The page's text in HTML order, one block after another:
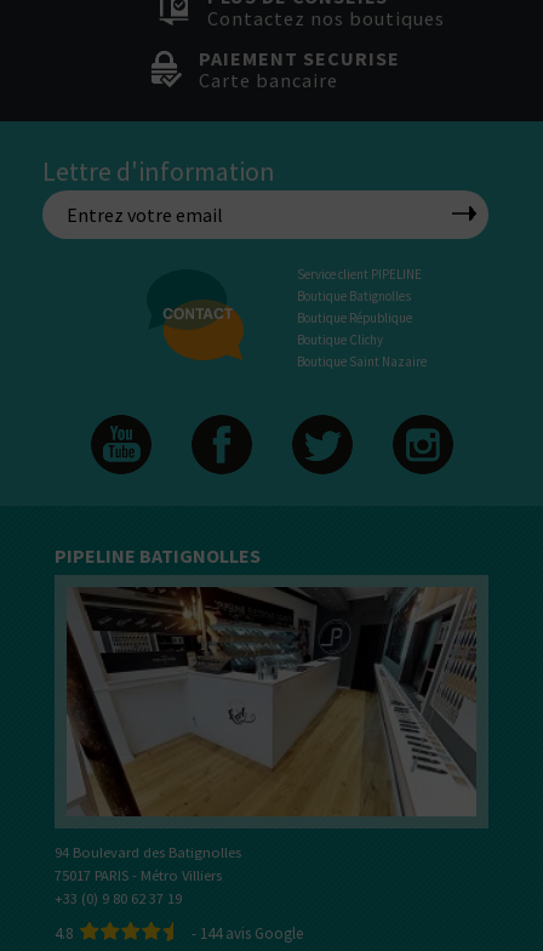
Contactez nos boutiques
PAIEMENT SECURISE
Carte bancaire
Lettre d'information
Service client PIPELINE
Boutique Batignolles
Boutique République
Boutique Clichy
Boutique Saint Nazaire
PIPELINE BATIGNOLLES
94 Boulevard des Batignolles
75017 PARIS - Métro Villiers
+33 (0) 9 80 62 37 19
4.8 - 144avis Google